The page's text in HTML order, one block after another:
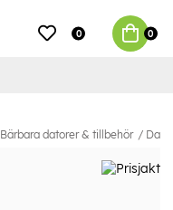
0 0
Bärbara datorer & tillbehör